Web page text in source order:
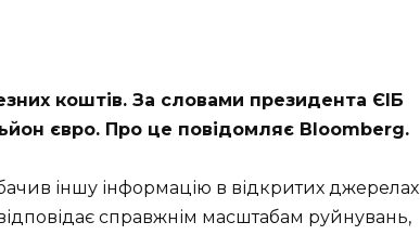
коштів. За словами президента ЄІБ
євро. Про це повідомляє Bloomberg.
іншу інформацію в відкритих джерелах
справжнім масштабам руйнувань,